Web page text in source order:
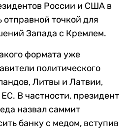
России и США в
точкой для
Запада с Кремлем.
формата уже
политического
Литвы и Латвии,
В частности, президент
назвал саммит
банку с медом, вступив